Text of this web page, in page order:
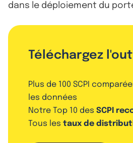
dans le déploiement du
Téléchargez
Plus de 100 SCPI
les données
Notre Top 10 des SCPI
Tous les taux de